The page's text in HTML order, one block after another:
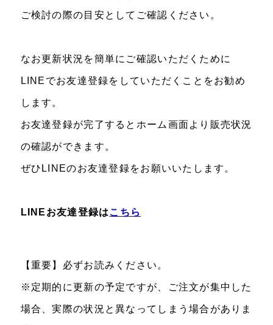
ご検討の際の目安としてご確認ください。
なお更新状況を簡単にご確認いただくために
LINEでお友達登録をしていただくことをお勧め
します。
お友達登録が完了するとホーム画面より販売状況
の確認ができます。
ぜひLINEのお友達登録をお願いいたします。
LINEお友達登録はこちら
【重要】必ずお読みください。
※定期的に更新の予定ですが、ご注文が集中した
場合、実際の状況と異なってしまう場合がありま